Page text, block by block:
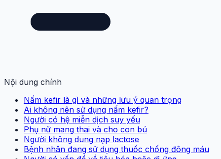
Nội dung chính
Nấm kefir là gì và những lưu ý quan trọng
Ai không nên sử dụng nấm kefir?
Người có hệ miễn dịch suy yếu
Phụ nữ mang thai và cho con bú
Người không dung nạp lactose
Bệnh nhân đang sử dụng thuốc chống đông máu